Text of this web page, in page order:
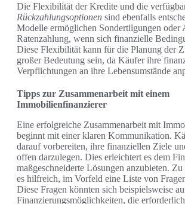
Die Flexibilität der Kredite und die
Rückzahlungsoptionen sind ebenfalls
Modelle ermöglichen Sondertilgungen oder
Ratenzahlung, wenn sich finanzielle
Diese Flexibilität kann für die Planung der
großer Bedeutung sein, da Käufer ihre
Verpflichtungen an ihre Lebensumstände
Tipps zur Zusammenarbeit mit einem
Immobilienfinanzierer
Eine erfolgreiche Zusammenarbeit mit
beginnt mit einer klaren Kommunikation.
darauf vorbereiten, ihre finanziellen Ziele
offen darzulegen. Dies erleichtert es dem
maßgeschneiderte Lösungen anzubieten.
es hilfreich, im Vorfeld eine Liste von
Diese Fragen könnten sich beispielsweise
Finanzierungsmöglichkeiten, die